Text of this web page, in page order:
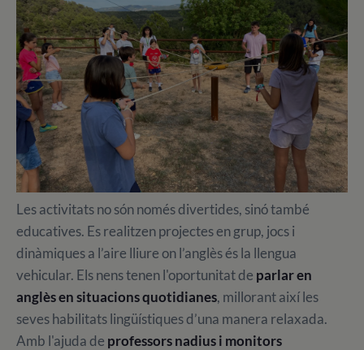
Les activitats no són només divertides, sinó també
educatives. Es realitzen projectes en grup, jocs i
dinàmiques a l’aire lliure on l’anglès és la llengua
vehicular. Els nens tenen l'oportunitat de parlar en
anglès en situacions quotidianes, millorant així les
seves habilitats lingüístiques d’una manera relaxada.
Amb l'ajuda de professors nadius i monitors